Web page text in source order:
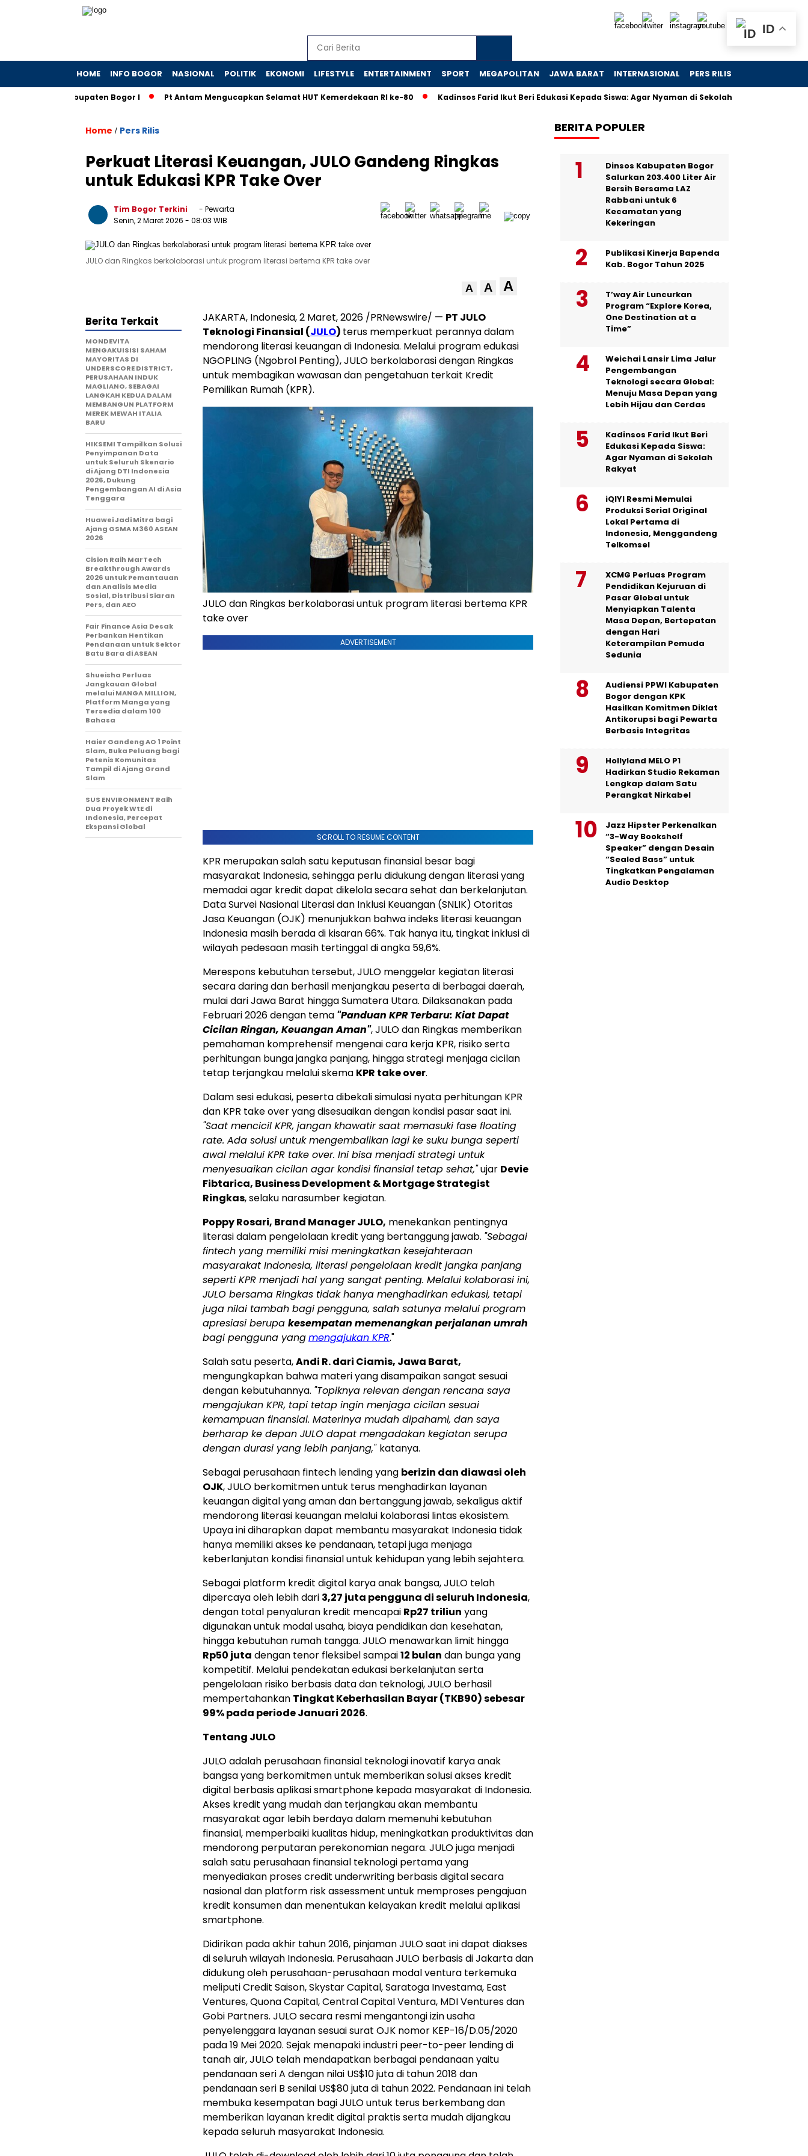
HOME INFO BOGOR NASIONAL POLITIK EKONOMI LIFESTYLE ENTERTAINMENT SPORT MEGAPOLITAN JAWA BARAT INTERNASIONAL PERS RILIS
Kabupaten Bogor I Pt Antam Mengucapkan Selamat HUT Kemerdekaan RI ke-80 Kadinsos Farid Ikut Beri Edukasi Kepada Siswa: Agar Nyaman di Sekolah Rakyat
Home / Pers Rilis
Perkuat Literasi Keuangan, JULO Gandeng Ringkas
untuk Edukasi KPR Take Over
Tim Bogor Terkini
- Pewarta
Senin, 2 Maret 2026 - 08:03 WIB
JULO dan Ringkas berkolaborasi untuk program literasi bertema KPR take over
A A A
JAKARTA, Indonesia,2 Maret, 2026 /PRNewswire/ — PT JULO
Teknologi Finansial (JULO) terus memperkuat perannya dalam
mendorong literasi keuangan di Indonesia. Melalui program edukasi
NGOPLING (Ngobrol Penting), JULO berkolaborasi dengan Ringkas
untuk membagikan wawasan dan pengetahuan terkait Kredit
Pemilikan Rumah (KPR).
JULO dan Ringkas berkolaborasi untuk program literasi bertema KPR
take over
ADVERTISEMENT
SCROLL TO RESUME CONTENT
KPR merupakan salah satu keputusan finansial besar bagi
masyarakat Indonesia, sehingga perlu didukung dengan literasi yang
memadai agar kredit dapat dikelola secara sehat dan berkelanjutan.
Data Survei Nasional Literasi dan Inklusi Keuangan (SNLIK) Otoritas
Jasa Keuangan (OJK) menunjukkan bahwa indeks literasi keuangan
Indonesia masih berada di kisaran 66%. Tak hanya itu, tingkat inklusi di
wilayah pedesaan masih tertinggal di angka 59,6%.
Merespons kebutuhan tersebut, JULO menggelar kegiatan literasi
secara daring dan berhasil menjangkau peserta di berbagai daerah,
mulai dari Jawa Barat hingga Sumatera Utara. Dilaksanakan pada
Februari 2026 dengan tema "Panduan KPR Terbaru: Kiat Dapat
Cicilan Ringan, Keuangan Aman", JULO dan Ringkas memberikan
pemahaman komprehensif mengenai cara kerja KPR, risiko serta
perhitungan bunga jangka panjang, hingga strategi menjaga cicilan
tetap terjangkau melalui skema KPR take over.
Dalam sesi edukasi, peserta dibekali simulasi nyata perhitungan KPR
dan KPR take over yang disesuaikan dengan kondisi pasar saat ini.
"Saat mencicil KPR, jangan khawatir saat memasuki fase floating
rate. Ada solusi untuk mengembalikan lagi ke suku bunga seperti
awal melalui KPR take over. Ini bisa menjadi strategi untuk
menyesuaikan cicilan agar kondisi finansial tetap sehat,"ujar Devie
Fibtarica, Business Development & Mortgage Strategist
Ringkas, selaku narasumber kegiatan.
Poppy Rosari, Brand Manager JULO, menekankan pentingnya
literasi dalam pengelolaan kredit yang bertanggung jawab. "Sebagai
fintech yang memiliki misi meningkatkan kesejahteraan
masyarakat Indonesia, literasi pengelolaan kredit jangka panjang
seperti KPR menjadi hal yang sangat penting. Melalui kolaborasi ini,
JULO bersama Ringkas tidak hanya menghadirkan edukasi, tetapi
juga nilai tambah bagi pengguna, salah satunya melalui program
apresiasi berupa kesempatan memenangkan perjalanan umrah
bagi pengguna yangmengajukan KPR."
Salah satu peserta,Andi R. dari Ciamis, Jawa Barat,
mengungkapkan bahwa materi yang disampaikan sangat sesuai
dengan kebutuhannya. "Topiknya relevan dengan rencana saya
mengajukan KPR, tapi tetap ingin menjaga cicilan sesuai
kemampuan finansial. Materinya mudah dipahami, dan saya
berharap ke depan JULO dapat mengadakan kegiatan serupa
dengan durasi yang lebih panjang," katanya.
Sebagai perusahaan fintech lending yang berizin dan diawasi oleh
OJK, JULO berkomitmen untuk terus menghadirkan layanan
keuangan digital yang aman dan bertanggung jawab, sekaligus aktif
mendorong literasi keuangan melalui kolaborasi lintas ekosistem.
Upaya ini diharapkan dapat membantu masyarakat Indonesia tidak
hanya memiliki akses ke pendanaan, tetapi juga menjaga
keberlanjutan kondisi finansial untuk kehidupan yang lebih sejahtera.
Sebagai platform kredit digital karya anak bangsa, JULO telah
dipercaya oleh lebih dari 3,27 juta pengguna di seluruh Indonesia,
dengan total penyaluran kredit mencapai Rp27 triliun yang
digunakan untuk modal usaha, biaya pendidikan dan kesehatan,
hingga kebutuhan rumah tangga. JULO menawarkan limit hingga
Rp50 juta dengan tenor fleksibel sampai12 bulan dan bunga yang
kompetitif. Melalui pendekatan edukasi berkelanjutan serta
pengelolaan risiko berbasis data dan teknologi, JULO berhasil
mempertahankan Tingkat Keberhasilan Bayar (TKB90) sebesar
99% pada periode Januari 2026.
Tentang JULO
JULO adalah perusahaan finansial teknologi inovatif karya anak
bangsa yang berkomitmen untuk memberikan solusi akses kredit
digital berbasis aplikasi smartphone kepada masyarakat di Indonesia.
Akses kredit yang mudah dan terjangkau akan membantu
masyarakat agar lebih berdaya dalam memenuhi kebutuhan
finansial, memperbaiki kualitas hidup, meningkatkan produktivitas dan
mendorong perputaran perekonomian negara. JULO juga menjadi
salah satu perusahaan finansial teknologi pertama yang
menyediakan proses credit underwriting berbasis digital secara
nasional dan platform risk assessment untuk memproses pengajuan
kredit konsumen dan menentukan kelayakan kredit melalui aplikasi
smartphone.
Didirikan pada akhir tahun 2016, pinjaman JULO saat ini dapat diakses
di seluruh wilayah Indonesia. Perusahaan JULO berbasis di Jakarta dan
didukung oleh perusahaan-perusahaan modal ventura terkemuka
meliputi Credit Saison, Skystar Capital, Saratoga Investama, East
Ventures, Quona Capital, Central Capital Ventura, MDI Ventures dan
Gobi Partners. JULO secara resmi mengantongi izin usaha
penyelenggara layanan sesuai surat OJK nomor KEP-16/D.05/2020
pada 19 Mei 2020. Sejak menapaki industri peer-to-peer lending di
tanah air, JULO telah mendapatkan berbagai pendanaan yaitu
pendanaan seri A dengan nilai US$10 juta di tahun 2018 dan
pendanaan seri B senilai US$80 juta di tahun 2022. Pendanaan ini telah
membuka kesempatan bagi JULO untuk terus berkembang dan
memberikan layanan kredit digital praktis serta mudah dijangkau
kepada seluruh masyarakat Indonesia.
Berita Terkait
MONDEVITA
MENGAKUISISI SAHAM
MAYORITAS DI
UNDERSCORE DISTRICT,
PERUSAHAAN INDUK
MAGLIANO, SEBAGAI
LANGKAH KEDUA DALAM
MEMBANGUN PLATFORM
MEREK MEWAH ITALIA
BARU
HIKSEMI Tampilkan Solusi
Penyimpanan Data
untuk Seluruh Skenario
di Ajang DTI Indonesia
2026, Dukung
Pengembangan AI di Asia
Tenggara
Huawei Jadi Mitra bagi
Ajang GSMA M360 ASEAN
2026
Cision Raih MarTech
Breakthrough Awards
2026 untuk Pemantauan
dan Analisis Media
Sosial, Distribusi Siaran
Pers, dan AEO
Fair Finance Asia Desak
Perbankan Hentikan
Pendanaan untuk Sektor
Batu Bara di ASEAN
Shueisha Perluas
Jangkauan Global
melalui MANGA MILLION,
Platform Manga yang
Tersedia dalam 100
Bahasa
Haier Gandeng AO 1 Point
Slam, Buka Peluang bagi
Petenis Komunitas
Tampil di Ajang Grand
Slam
SUS ENVIRONMENT Raih
Dua Proyek WtE di
Indonesia, Percepat
Ekspansi Global
BERITA POPULER
Dinsos Kabupaten Bogor
Salurkan 203.400 Liter Air
Bersih Bersama LAZ
Rabbani untuk 6
Kecamatan yang
Kekeringan
Publikasi Kinerja Bapenda
Kab. Bogor Tahun 2025
T’way Air Luncurkan
Program “Explore Korea,
One Destination at a
Time”
Weichai Lansir Lima Jalur
Pengembangan
Teknologi secara Global:
Menuju Masa Depan yang
Lebih Hijau dan Cerdas
Kadinsos Farid Ikut Beri
Edukasi Kepada Siswa:
Agar Nyaman di Sekolah
Rakyat
iQIYI Resmi Memulai
Produksi Serial Original
Lokal Pertama di
Indonesia, Menggandeng
Telkomsel
XCMG Perluas Program
Pendidikan Kejuruan di
Pasar Global untuk
Menyiapkan Talenta
Masa Depan, Bertepatan
dengan Hari
Keterampilan Pemuda
Sedunia
Audiensi PPWI Kabupaten
Bogor dengan KPK
Hasilkan Komitmen Diklat
Antikorupsi bagi Pewarta
Berbasis Integritas
Hollyland MELO P1
Hadirkan Studio Rekaman
Lengkap dalam Satu
Perangkat Nirkabel
Jazz Hipster Perkenalkan
“3-Way Bookshelf
Speaker” dengan Desain
“Sealed Bass” untuk
Tingkatkan Pengalaman
Audio Desktop
ID